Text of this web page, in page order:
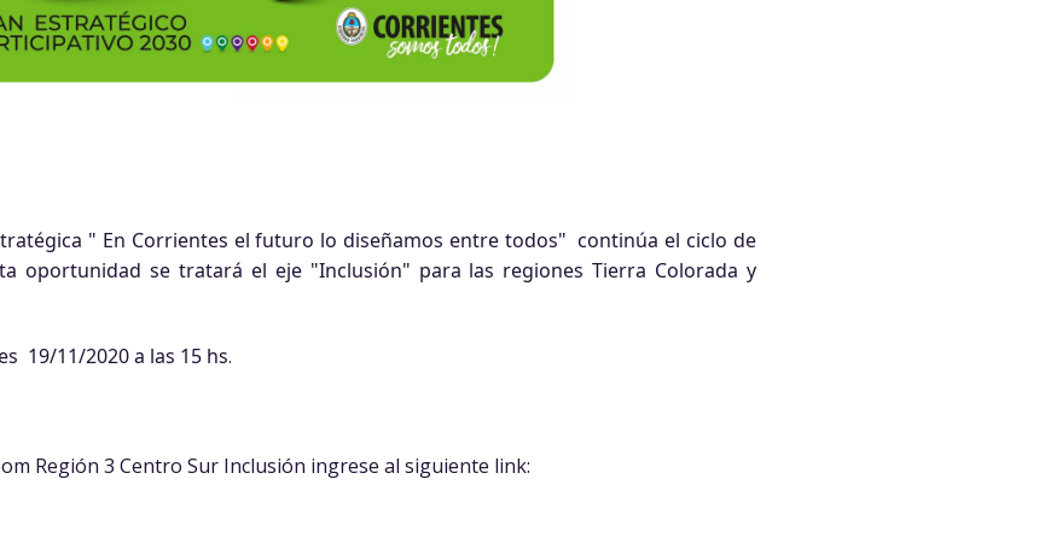
" En Corrientes el futuro lo diseñamos entre todos" continúa el ciclo de
oportunidad se tratará el eje "Inclusión" para las regiones Tierra Colorada y
19/11/2020 a las 15 hs.
Región 3 Centro Sur Inclusión ingrese al siguiente link: